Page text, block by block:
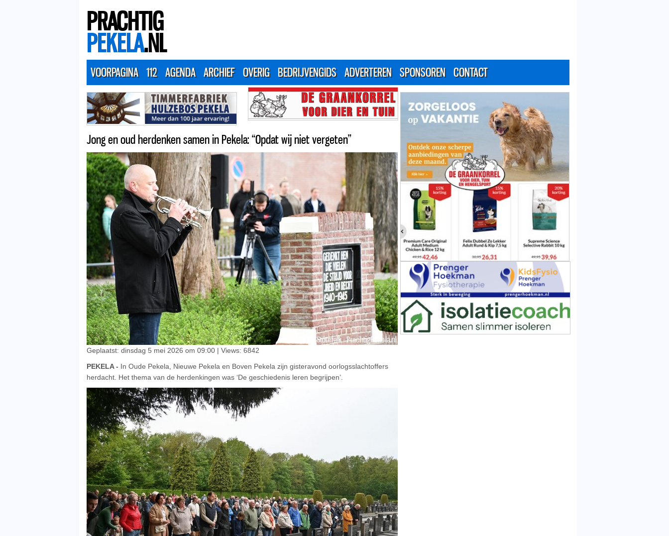
PRACHTIG
PEKELA.NL
VOORPAGINA 112 AGENDA ARCHIEF OVERIG BEDRIJVENGIDS ADVERTEREN SPONSOREN CONTACT
Jong en oud herdenken samen in Pekela: “Opdat wij niet vergeten”
Geplaatst: dinsdag 5 mei 2026 om 09:00 | Views: 6842
PEKELA - In Oude Pekela, Nieuwe Pekela en Boven Pekela zijn gisteravond oorlogsslachtoffers
herdacht. Het thema van de herdenkingen was ‘De geschiedenis leren begrijpen’.